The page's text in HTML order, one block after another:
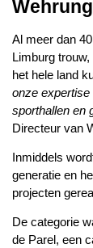
Al meer dan
Limburg
het hele land
onze
sporthallen en
Directeur van
Inmiddels
generatie en
projecten
De categorie
de Parel, een